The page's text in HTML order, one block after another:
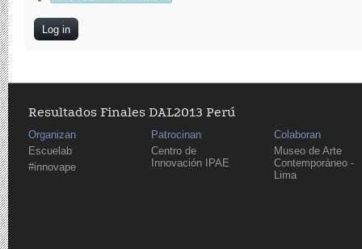
Resultados Finales DAL2013 Perú
Organizan
Escuelab
#innovape
Patrocinan
Centro de
Innovación IPAE
Colaboran
Museo de Arte
Contemporáneo -
Lima